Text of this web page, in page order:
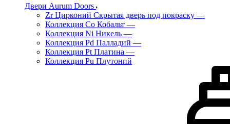
Двери Aurum Doors
Zr Цирконий Скрытая дверь под покраску —
Коллекция Co Кобальт —
Коллекция Ni Никель —
Коллекция Pd Палладий —
Коллекция Pt Платина —
Коллекция Pu Плутоний